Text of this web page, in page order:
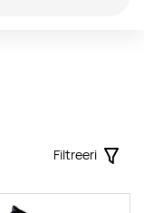
Filtreeri
Filter